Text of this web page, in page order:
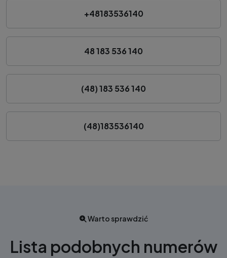
+48183536140
48 183 536 140
(48) 183 536 140
(48)183536140
Warto sprawdzić
Lista podobnych numerów